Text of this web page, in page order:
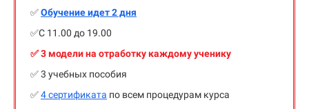
✅Обучение идет 2 дня
✅С 11.00 до 19.00
✅ 3 модели на отработку каждому ученику
✅ 3 учебных пособия
✅4 сертификата по всем процедурам курса